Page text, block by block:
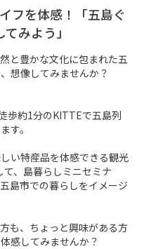
フを体感！「五島ぐ
みよう」
と豊かな文化に包まれた五
想像してみませんか？
歩約1分のKITTEで五島列
す。
い特産品を体感できる観光
、島暮らしミニセミナ
島市での暮らしをイメージ
も、ちょっと興味がある方
感してみませんか？